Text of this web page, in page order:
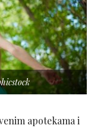
apotekama i